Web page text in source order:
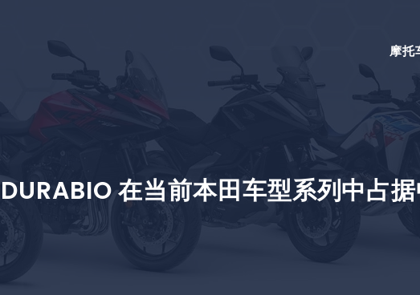
摩托
DURABIO 在当前本田车型系列中占